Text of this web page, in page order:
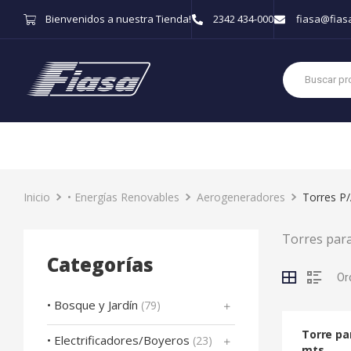
Bienvenidos a nuestra Tienda! 2342 434-000
Inicio • Energías Renovables Aerogeneradores Torres
Torres
Torre
Categorías
• Bosque y Jardín (79)
• Electrificadores/Boyeros (23)